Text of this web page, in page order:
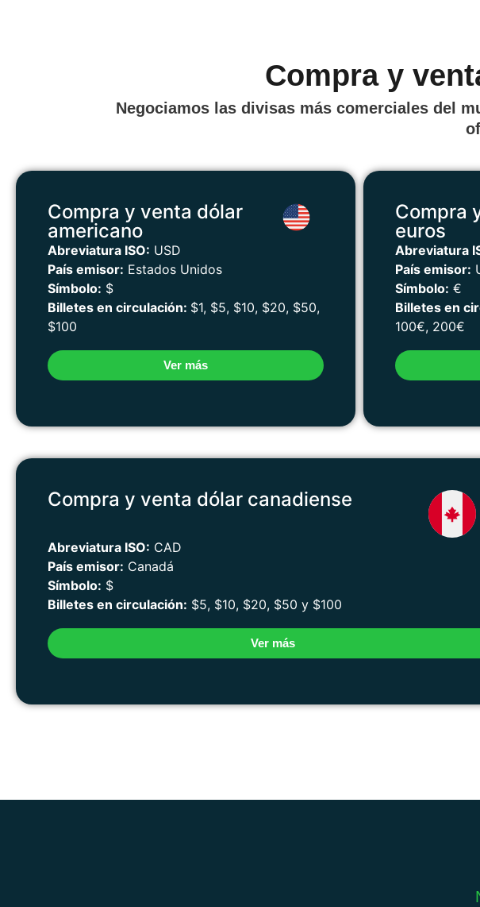
Compra y
Negociamos las divisas más comerciales del
Compra y venta dólar
americano
Abreviatura ISO: USD
País emisor: Estados Unidos
Símbolo: $
Billetes en circulación: $1, $5, $10, $20, $50,
$100
Ver más
Compra
euros
Abreviatura
País emisor:
Símbolo: €
Billetes en
100€, 200€
Compra y venta dólar canadiense
Abreviatura ISO: CAD
País emisor: Canadá
Símbolo: $
Billetes en circulación: $5, $10, $20, $50 y $100
Ver más